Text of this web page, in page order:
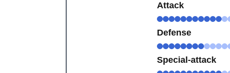
Attack
Defense
Special-attack